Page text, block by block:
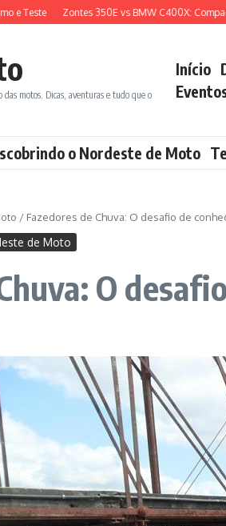
Zontes 350E vs BMW C400X: Comparativo
motos. Dicas, aventuras e tudo que o
Início
o Nordeste de Moto
/ Fazedores de Chuva: O desafio de
de Moto
O